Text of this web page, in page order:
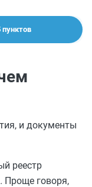
и документы
реестр
Проще говоря,